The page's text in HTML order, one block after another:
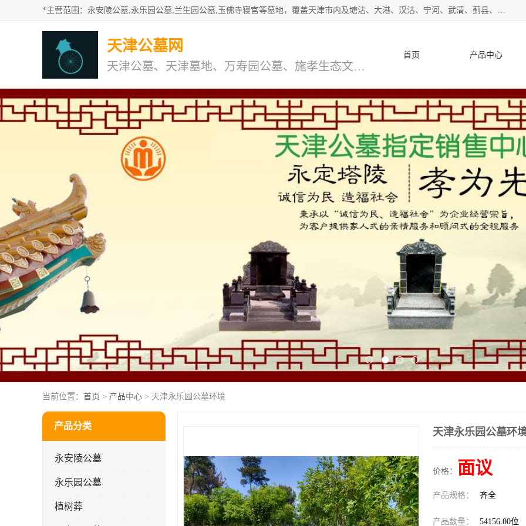
*主营范围：永安陵公墓,永乐园公墓,兰生园公墓,玉佛寺寝宫等墓地，覆盖天津市内及塘沽、大港、汉沽、宁河、武清、蓟县、静海、廊坊、北京、沧州等区域本中心由中国公墓网、天津公墓网、中国陵网、中国周易学会联合推举，我们的团队将会以优质的服务，竭诚为您服务，期待您的来电。
天津公墓网
天津公墓、天津墓地、万寿园公墓、施孝生态文化陵园
首页 产品中心
当前位置： 首页 > 产品中心 > 天津永乐园公墓环境
产品分类
永安陵公墓
永乐园公墓
植树葬
天津永乐园公墓环
价格： 面议
产品规格： 齐全
产品数量： 54156.00位